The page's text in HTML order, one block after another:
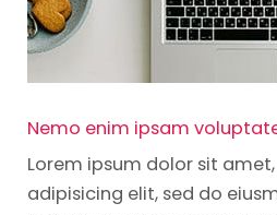
Nemo enim ipsam
Lorem ipsum dolor sit
adipisicing elit, sed do